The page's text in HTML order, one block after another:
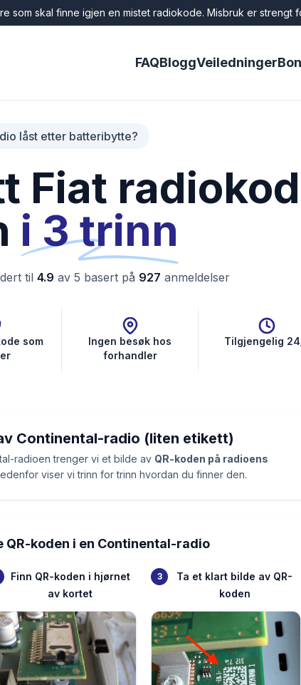
som skal finne igjen en mistet radiokode. Misbruk er strengt
FAQBloggVeiledninger
låst etter batteribytte?
Fiat
i 3 trinn
til 4.9 av 5 basert på 927 anmeldelser
som
Ingen besøk hos
forhandler
Tilgjengelig
Continental-radio (liten etikett)
radioen trenger vi et bilde av QR-koden på radioens
viser vi trinn for trinn hvordan du finner den.
QR-koden i en Continental-radio
Finn QR-koden i hjørnet
av kortet
3
Ta et klart bilde av QR-
koden